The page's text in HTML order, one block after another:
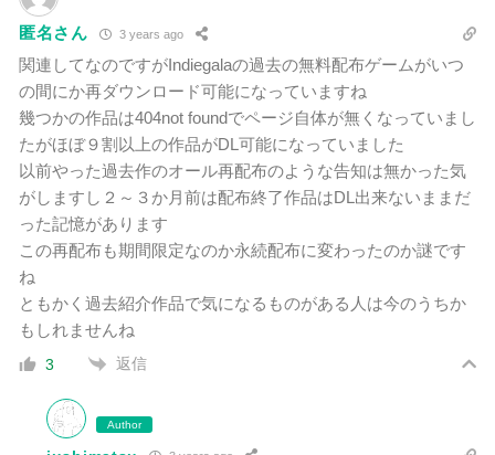
匿名さん 3 years ago
関連してなのですがIndiegalaの過去の無料配布ゲームがいつ
の間にか再ダウンロード可能になっていますね
幾つかの作品は404not foundでページ自体が無くなっていまし
たがほぼ９割以上の作品がDL可能になっていました
以前やった過去作のオール再配布のような告知は無かった気
がしますし２～３か月前は配布終了作品はDL出来ないままだ
った記憶があります
この再配布も期間限定なのか永続配布に変わったのか謎です
ね
ともかく過去紹介作品で気になるものがある人は今のうちか
もしれませんね
3 返信
Author